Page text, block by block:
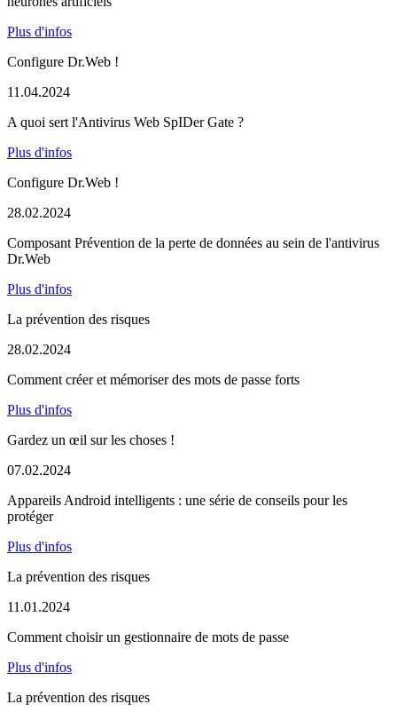
Plus d'infos
Configure Dr.Web !
11.04.2024
A quoi sert l'Antivirus Web SpIDer Gate ?
Plus d'infos
Configure Dr.Web !
28.02.2024
Composant Prévention de la perte de données au sein de l'antivirus
Dr.Web
Plus d'infos
La prévention des risques
28.02.2024
Comment créer et mémoriser des mots de passe forts
Plus d'infos
Gardez un œil sur les choses !
07.02.2024
Appareils Android intelligents : une série de conseils pour les
protéger
Plus d'infos
La prévention des risques
11.01.2024
Comment choisir un gestionnaire de mots de passe
Plus d'infos
La prévention des risques